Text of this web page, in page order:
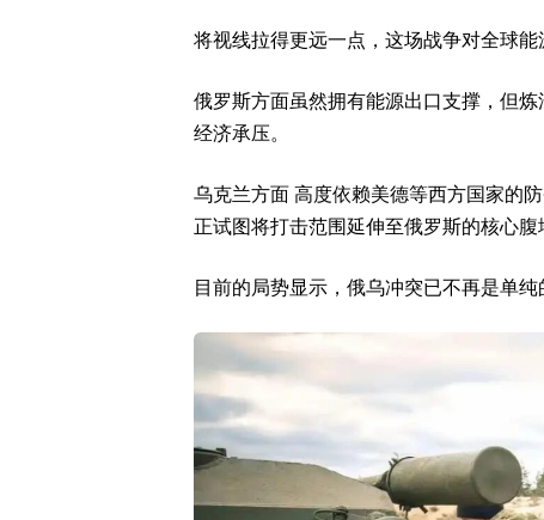
将视线拉得更远一点，这场战争对全球能
俄罗斯方面虽然拥有能源出口支撑，但
经济承压。
乌克兰方面 高度依赖美德等西方国家的
正试图将打击范围延伸至俄罗斯的核心腹
目前的局势显示，俄乌冲突已不再是单纯